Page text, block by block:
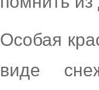
Особая
виде